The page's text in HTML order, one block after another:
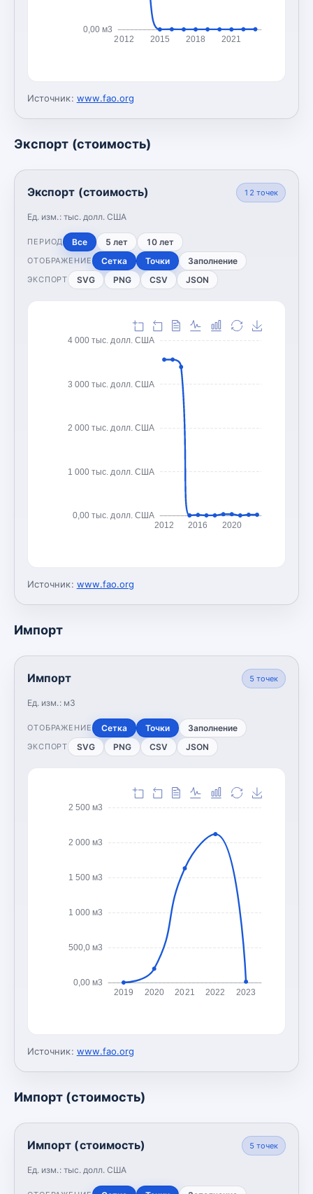
0,00 м3
2012 2015 2018 2021
Источник: www.fao.org
Экспорт (стоимость)
Экспорт (стоимость)
Ед. изм.: тыс. долл. США
12 точек
ПЕРИОД Все 5 лет 10 лет
ОТОБРАЖЕНИЕ Сетка Точки Заполнение
ЭКСПОРТ SVG PNG CSV JSON
0,00 тыс. долл. США
1 000 тыс. долл. США
2 000 тыс. долл. США
3 000 тыс. долл. США
4 000 тыс. долл. США
2012 2016 2020
Источник: www.fao.org
Импорт
Импорт
Ед. изм.: м3
5 точек
ОТОБРАЖЕНИЕ Сетка Точки Заполнение
ЭКСПОРТ SVG PNG CSV JSON
0,00 м3
500,0 м3
1 000 м3
1 500 м3
2 000 м3
2 500 м3
2019 2020 2021 2022 2023
Источник: www.fao.org
Импорт (стоимость)
Импорт (стоимость)
Ед. изм.: тыс. долл. США
5 точек